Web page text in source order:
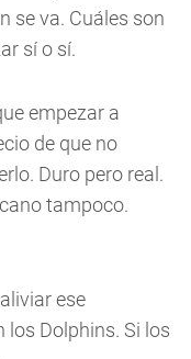
se va. Cuáles son
sí o sí.
empezar a
de que no
Duro pero real.
tampoco.
ese
Dolphins. Si los